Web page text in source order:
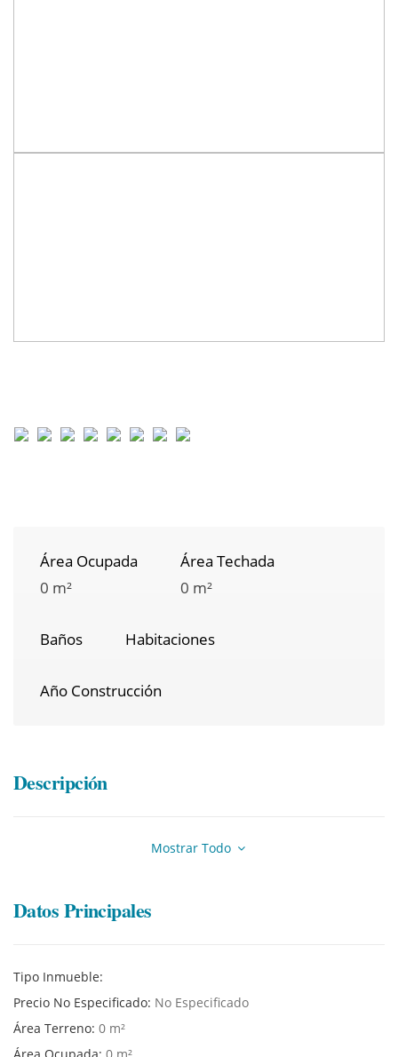
Área Ocupada
0 m²
Área Techada
0 m²
Baños Habitaciones
Año Construcción
Descripción
Mostrar Todo
Datos Principales
Tipo Inmueble:
Precio No Especificado: No Especificado
Área Terreno: 0 m²